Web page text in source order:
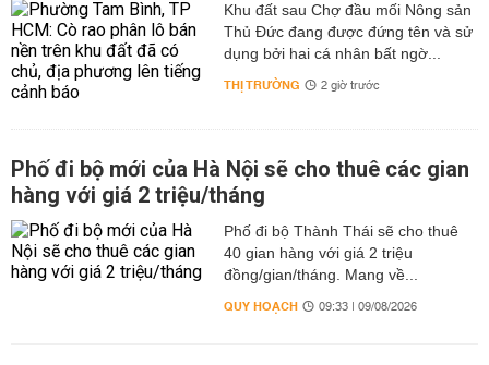
Khu đất sau Chợ đầu mối Nông sản
Thủ Đức đang được đứng tên và sử
dụng bởi hai cá nhân bất ngờ...
THỊ TRƯỜNG 2 giờ trước
Phố đi bộ mới của Hà Nội sẽ cho thuê các gian
hàng với giá 2 triệu/tháng
Phố đi bộ Thành Thái sẽ cho thuê
40 gian hàng với giá 2 triệu
đồng/gian/tháng. Mang về...
QUY HOẠCH 09:33 | 09/08/2026